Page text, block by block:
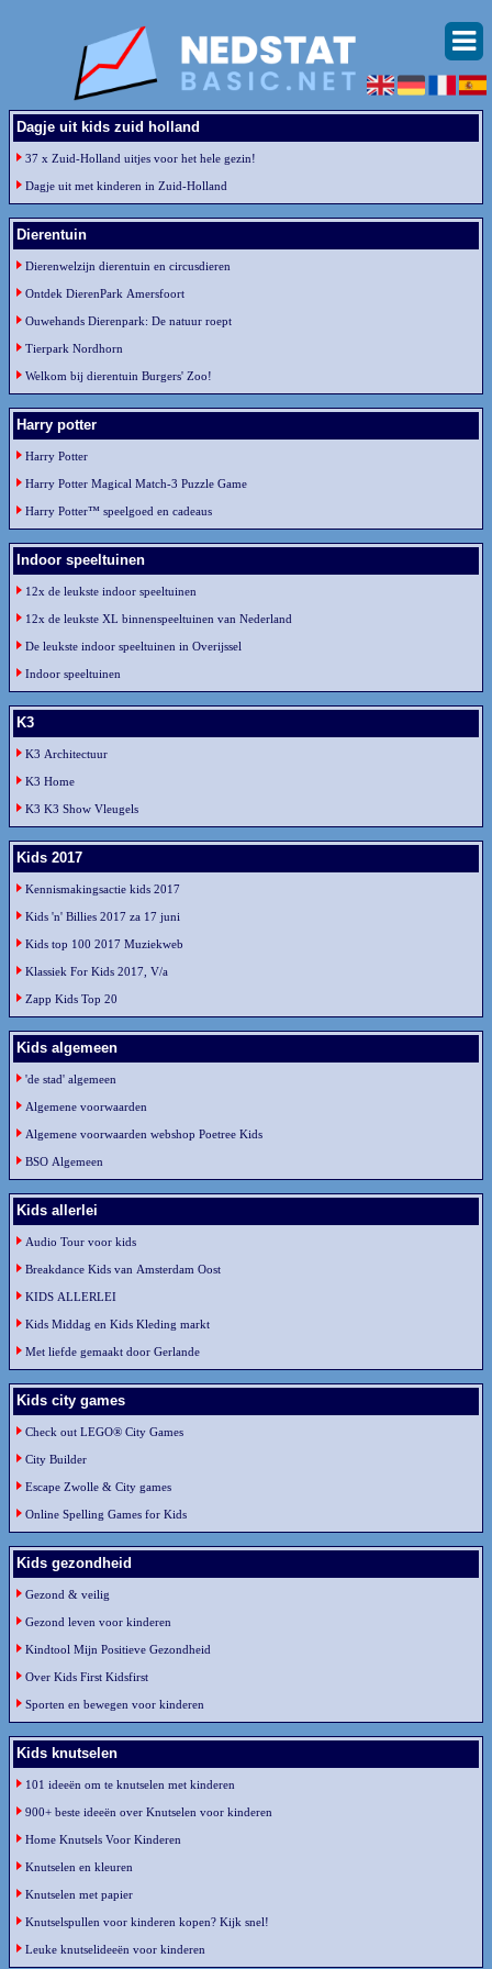
Dagje uit kids zuid holland
37 x Zuid-Holland uitjes voor het hele gezin!
Dagje uit met kinderen in Zuid-Holland
Dierentuin
Dierenwelzijn dierentuin en circusdieren
Ontdek DierenPark Amersfoort
Ouwehands Dierenpark: De natuur roept
Tierpark Nordhorn
Welkom bij dierentuin Burgers' Zoo!
Harry potter
Harry Potter
Harry Potter Magical Match-3 Puzzle Game
Harry Potter™ speelgoed en cadeaus
Indoor speeltuinen
12x de leukste indoor speeltuinen
12x de leukste XL binnenspeeltuinen van Nederland
De leukste indoor speeltuinen in Overijssel
Indoor speeltuinen
K3
K3 Architectuur
K3 Home
K3 K3 Show Vleugels
Kids 2017
Kennismakingsactie kids 2017
Kids 'n' Billies 2017 za 17 juni
Kids top 100 2017 Muziekweb
Klassiek For Kids 2017, V/a
Zapp Kids Top 20
Kids algemeen
'de stad' algemeen
Algemene voorwaarden
Algemene voorwaarden webshop Poetree Kids
BSO Algemeen
Kids allerlei
Audio Tour voor kids
Breakdance Kids van Amsterdam Oost
KIDS ALLERLEI
Kids Middag en Kids Kleding markt
Met liefde gemaakt door Gerlande
Kids city games
Check out LEGO® City Games
City Builder
Escape Zwolle & City games
Online Spelling Games for Kids
Kids gezondheid
Gezond & veilig
Gezond leven voor kinderen
Kindtool Mijn Positieve Gezondheid
Over Kids First Kidsfirst
Sporten en bewegen voor kinderen
Kids knutselen
101 ideeën om te knutselen met kinderen
900+ beste ideeën over Knutselen voor kinderen
Home Knutsels Voor Kinderen
Knutselen en kleuren
Knutselen met papier
Knutselspullen voor kinderen kopen? Kijk snel!
Leuke knutselideeën voor kinderen